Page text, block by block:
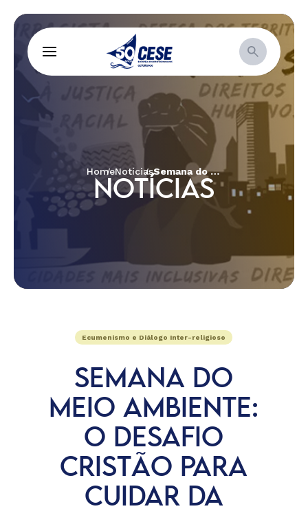
HomeNotícias Semana do Meio Ambiente: O desafio cristão para cuidar da natureza
NOTÍCIAS
Ecumenismo e Diálogo Inter-religioso
SEMANA DO
MEIO AMBIENTE:
O DESAFIO
CRISTÃO PARA
CUIDAR DA